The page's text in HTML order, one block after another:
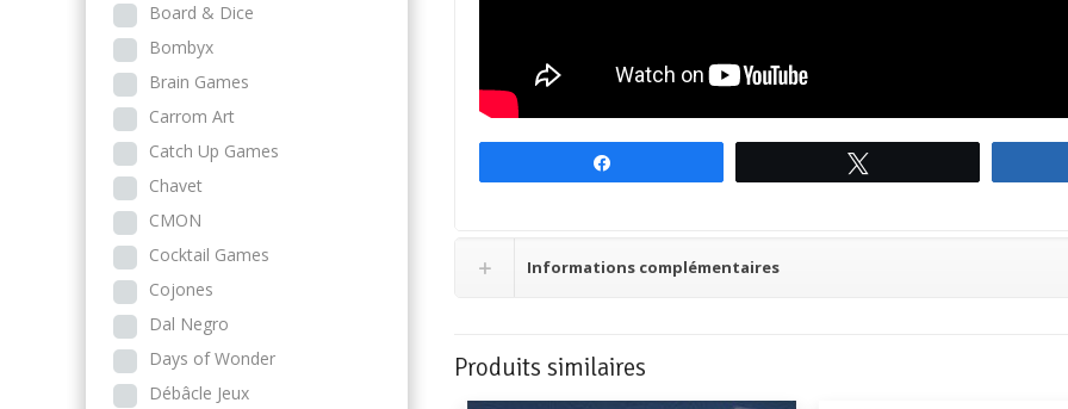
Informations complémentaires
Produits similaires
Board & Dice
Bombyx
Brain Games
Carrom Art
Catch Up Games
Chavet
CMON
Cocktail Games
Cojones
Dal Negro
Days of Wonder
Débâcle Jeux